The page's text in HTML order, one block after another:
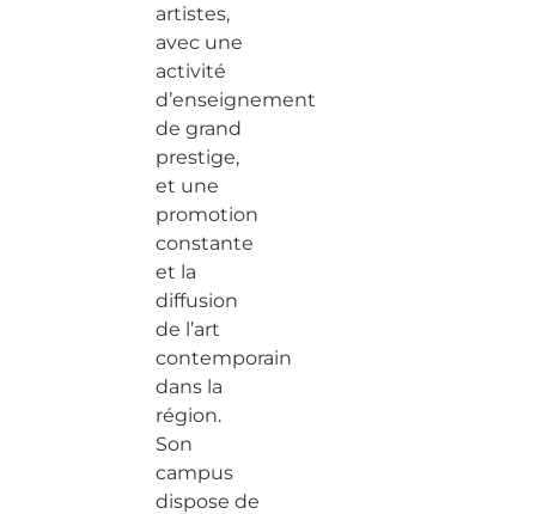
artistes,
avec une
activité
d’enseignement
de grand
prestige,
et une
promotion
constante
et la
diffusion
de l’art
contemporain
dans la
région.
Son
campus
dispose de